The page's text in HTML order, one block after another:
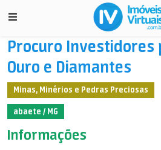
Procuro Investidores
Ouro e Diamantes
Minas, Minérios e Pedras Preciosas
abaete / MG
Informações